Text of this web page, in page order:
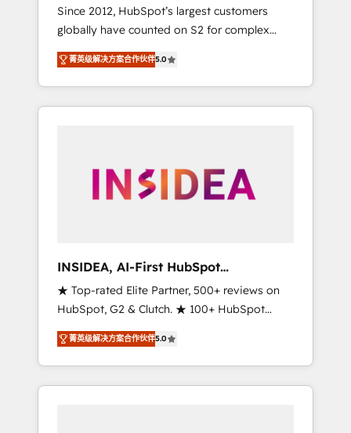
Since 2012, HubSpot’s largest customers
globally have counted on S2 for complex
migrations, change management, systems
integration, and creative solutions that
deliver measurable impact and transform
brand experiences As one of the few full-
globally regionalized HubSpot websites,
integrated marketing campaigns, & RevOps
adoption with change-management
programs, and align marketing, sales, and
service to drive sustainable growth With 6
key HubSpot accreditations and experience
across hundreds of organizations in dozens
of industries, there’s a good chance one of
our globally integrated teams has worked
菁英级解决方案合作伙伴5.0
INSIDEA, AI-First HubSpot
Onboarding & RevOps
★ Top-rated Elite Partner, 500+ reviews on
HubSpot, G2 & Clutch. ★ 100+ HubSpot
Certified Experts & Trainers across the team
★ 1,500+ implementations across five
continents ★ AI-First, RevOps-led,
Onboarding obsessed ★ Company of the
菁英级解决方案合作伙伴5.0